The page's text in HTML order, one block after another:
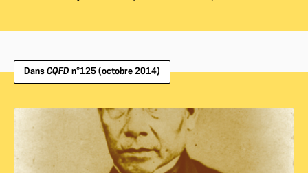
Dans CQFD n°125 (octobre 2014)